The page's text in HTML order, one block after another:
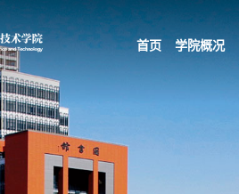
首页 学院概况